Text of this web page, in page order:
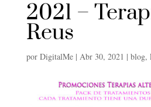
2021 –
Reus
por DigitalMe| Abr 30, 2021 | blog,